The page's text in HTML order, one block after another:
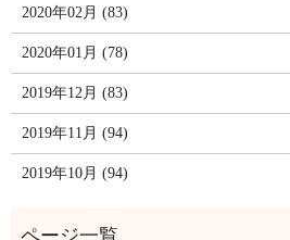
2020年02月 (83)
2020年01月 (78)
2019年12月 (83)
2019年11月 (94)
2019年10月 (94)